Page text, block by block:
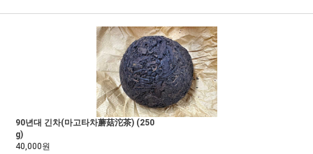
90년대 긴차(마고타차蘑菇沱茶) (250
g)
40,000원